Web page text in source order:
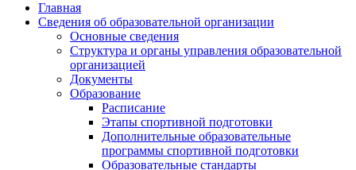
Главная
Сведения об образовательной организации
Основные сведения
Структура и органы управления образовательной
организацией
Документы
Образование
Расписание
Этапы спортивной подготовки
Дополнительные образовательные
программы спортивной подготовки
Образовательные стандарты